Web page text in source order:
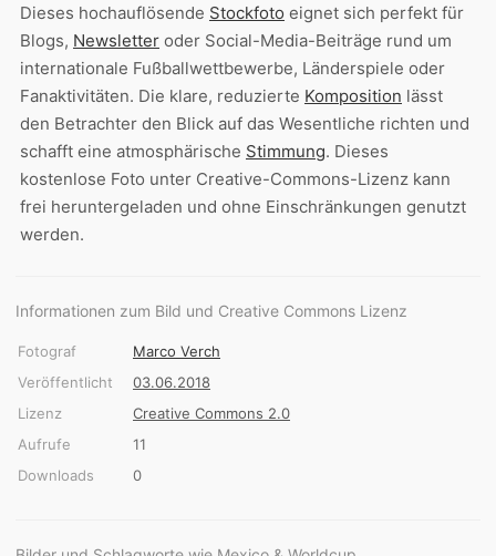
Dieses hochauflösende Stockfoto eignet sich perfekt für
Blogs, Newsletter oder Social-Media-Beiträge rund um
internationale Fußballwettbewerbe, Länderspiele oder
Fanaktivitäten. Die klare, reduzierte Komposition lässt
den Betrachter den Blick auf das Wesentliche richten und
schafft eine atmosphärische Stimmung. Dieses
kostenlose Foto unter Creative-Commons-Lizenz kann
frei heruntergeladen und ohne Einschränkungen genutzt
werden.
Informationen zum Bild und Creative Commons Lizenz
Fotograf
Marco Verch
Veröffentlicht
03.06.2018
Lizenz
Creative Commons 2.0
Aufrufe
11
Downloads
0